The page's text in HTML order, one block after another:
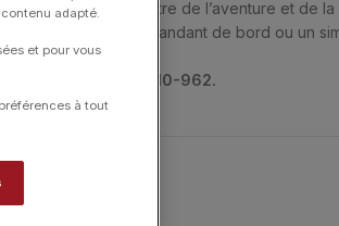
X-Wind. La rencontre de l’aventure et de la
vous soyez le commandant de bord ou un
G10-962.
adapté.
et pour vous
à tout